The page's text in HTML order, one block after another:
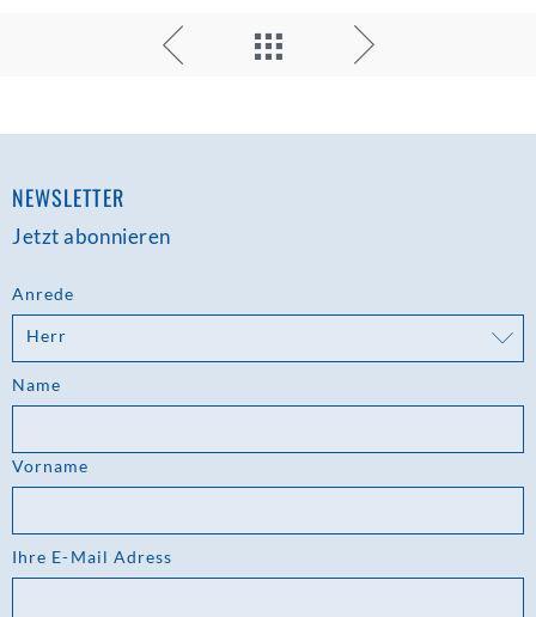
NEWSLETTER
Jetzt abonnieren
Anrede
Herr
Name
Vorname
Ihre E-Mail Adress